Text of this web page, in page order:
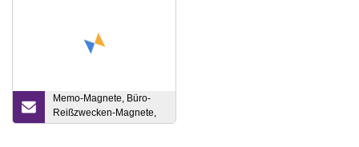
Memo-Magnete, Büro-
Reißzwecken-Magnete,
AlNiCo-Magnet, Push-Pin